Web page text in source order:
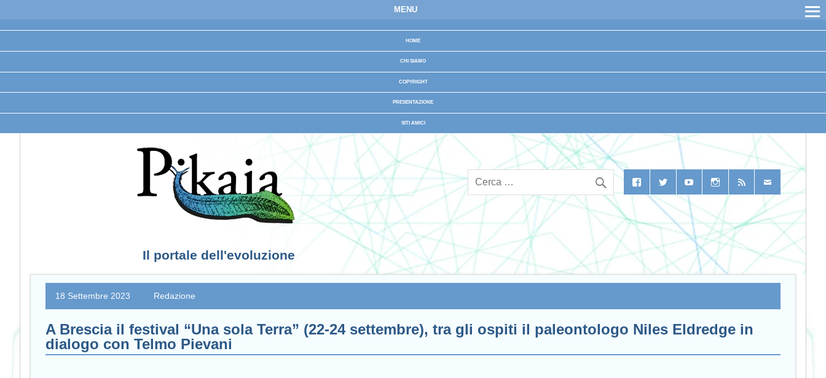
MENU
HOME
CHI SIAMO
COPYRIGHT
PRESENTAZIONE
SITI AMICI
Il portale dell'evoluzione
18 Settembre 2023 Redazione
A Brescia il festival “Una sola Terra” (22-24 settembre), tra gli ospiti il paleontologo Niles Eldredge in
dialogo con Telmo Pievani